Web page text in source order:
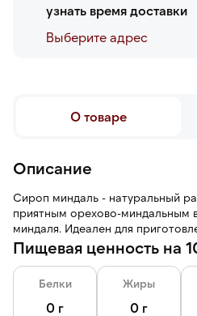
узнать время доставки
Выберите адреc
О товаре
Описание
Сироп миндаль - натуральный
приятным орехово-миндальным
миндаля. Идеален для
домашней выпечки.
Пищевая ценность на
Белки
0 г
Жиры
0 г